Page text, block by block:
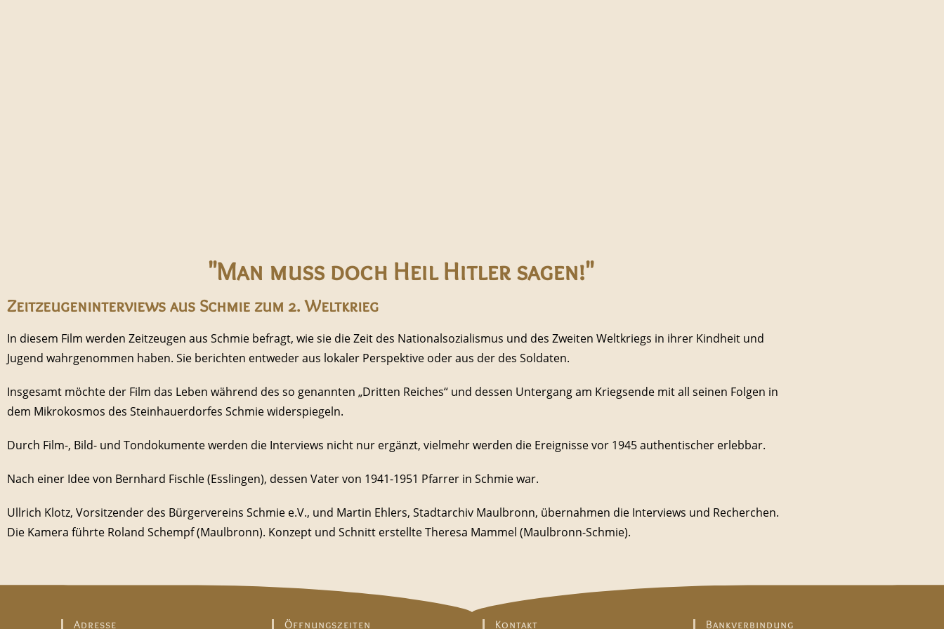
"Man muss doch Heil Hitler sagen!"
Zeitzeugeninterviews aus Schmie zum 2. Weltkrieg
In diesem Film werden Zeitzeugen aus Schmie befragt, wie sie die Zeit des Nationalsozialismus und des Zweiten Weltkriegs in ihrer Kindheit und
Jugend wahrgenommen haben. Sie berichten entweder aus lokaler Perspektive oder aus der des Soldaten.
Insgesamt möchte der Film das Leben während des so genannten „Dritten Reiches“ und dessen Untergang am Kriegsende mit all seinen Folgen in
dem Mikrokosmos des Steinhauerdorfes Schmie widerspiegeln.
Durch Film-, Bild- und Tondokumente werden die Interviews nicht nur ergänzt, vielmehr werden die Ereignisse vor 1945 authentischer erlebbar.
Nach einer Idee von Bernhard Fischle (Esslingen), dessen Vater von 1941-1951 Pfarrer in Schmie war.
Ullrich Klotz, Vorsitzender des Bürgervereins Schmie e.V., und Martin Ehlers, Stadtarchiv Maulbronn, übernahmen die Interviews und Recherchen.
Die Kamera führte Roland Schempf (Maulbronn). Konzept und Schnitt erstellte Theresa Mammel (Maulbronn-Schmie).
Adresse Öffnungszeiten Kontakt Bankverbindung